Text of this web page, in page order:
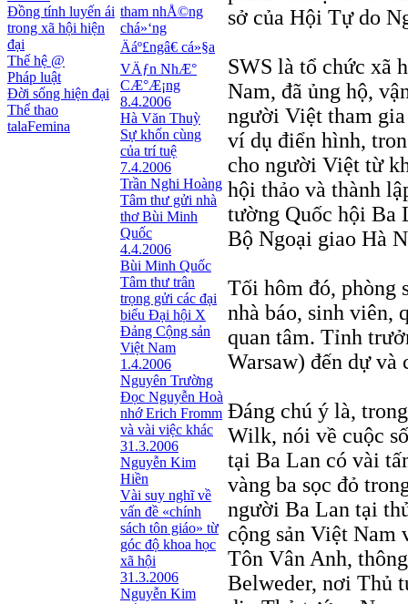
Đồng tính luyến ái
trong xã hội hiện
đại
Thế hệ @
Pháp luật
Đời sống hiện đại
Thể thao
talaFemina
tham nhÅ©ng
chá»‘ng
Äáº£ngâ€ cá»§a
VÄƒn NhÆ°
CÆ°Æ¡ng
8.4.2006
Hà Văn Thuỳ
Sự khốn cùng
của trí tuệ
7.4.2006
Trần Nghi Hoàng
Tâm thư gửi nhà
thơ Bùi Minh
Quốc
4.4.2006
Bùi Minh Quốc
Tâm thư trân
trọng gửi các đại
biểu Đại hội X
Đảng Cộng sản
Việt Nam
1.4.2006
Nguyên Trường
Đọc Nguyễn Hoà
nhớ Erich Fromm
và vài việc khác
31.3.2006
Nguyễn Kim
Hiền
Vài suy nghĩ về
vấn đề «chính
sách tôn giáo» từ
góc độ khoa học
xã hội
31.3.2006
Nguyễn Kim
sở của Hội Tự do
SWS là tổ chức xã
Nam, đã ủng hộ,
người Việt tham
ví dụ điển hình,
cho người Việt từ
hội thảo và thành
tường Quốc hội Ba
Bộ Ngoại giao Hà
Tối hôm đó, phòng
nhà báo, sinh viên,
quan tâm. Tỉnh
Warsaw) đến dự và
Đáng chú ý là,
Wilk, nói về cuộc
tại Ba Lan có vài
vàng ba sọc đỏ
người Ba Lan tại
cộng sản Việt Nam
Tôn Vân Anh,
Belweder, nơi Thủ